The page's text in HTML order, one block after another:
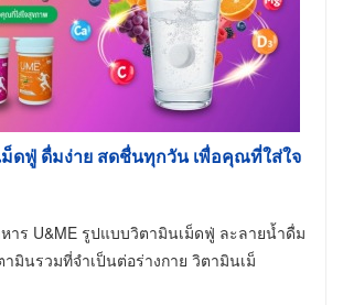
ม็ดฟู่ ดื่มง่าย สดชื่นทุกวัน เพื่อคุณที่ใส่ใจ
าร U&ME รูปแบบวิตามินเม็ดฟู่ ละลายน้ำดื่ม
มินรวมที่จำเป็นต่อร่างกาย วิตามินเม็